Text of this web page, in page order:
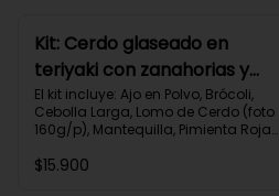
Kit: Cerdo glaseado en
teriyaki con zanahorias y
brócoli asados-125
El kit incluye: Ajo en Polvo, Brócoli,
Cebolla Larga, Lomo de Cerdo (foto
160g/p), Mantequilla, Pimienta Roja,
Impresa.
$15.900